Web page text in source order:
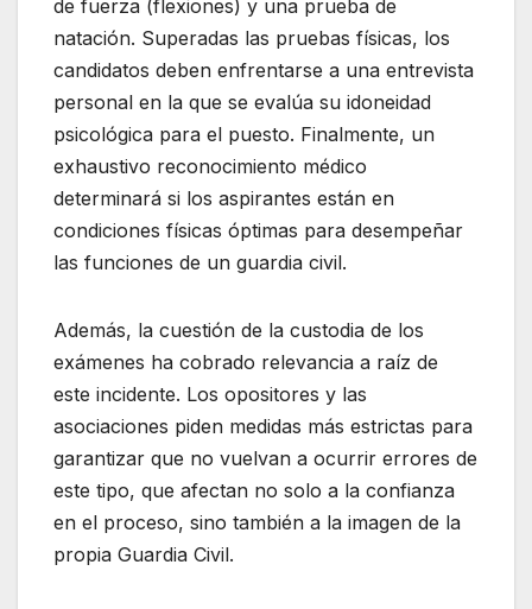
de fuerza (flexiones) y una prueba de
natación. Superadas las pruebas físicas, los
candidatos deben enfrentarse a una entrevista
personal en la que se evalúa su idoneidad
psicológica para el puesto. Finalmente, un
exhaustivo reconocimiento médico
determinará si los aspirantes están en
condiciones físicas óptimas para desempeñar
las funciones de un guardia civil.
Además, la cuestión de la custodia de los
exámenes ha cobrado relevancia a raíz de
este incidente. Los opositores y las
asociaciones piden medidas más estrictas para
garantizar que no vuelvan a ocurrir errores de
este tipo, que afectan no solo a la confianza
en el proceso, sino también a la imagen de la
propia Guardia Civil.